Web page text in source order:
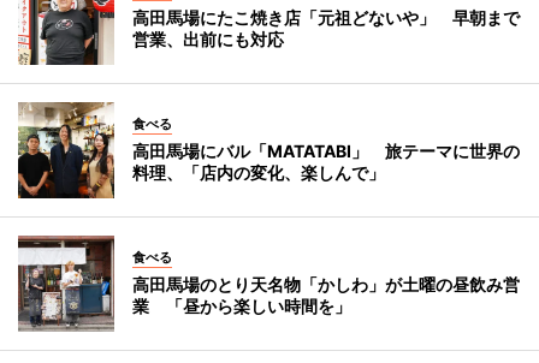
高田馬場にたこ焼き店「元祖どないや」 早朝まで
営業、出前にも対応
食べる
高田馬場にバル「MATATABI」 旅テーマに世界の
料理、「店内の変化、楽しんで」
食べる
高田馬場のとり天名物「かしわ」が土曜の昼飲み営
業 「昼から楽しい時間を」